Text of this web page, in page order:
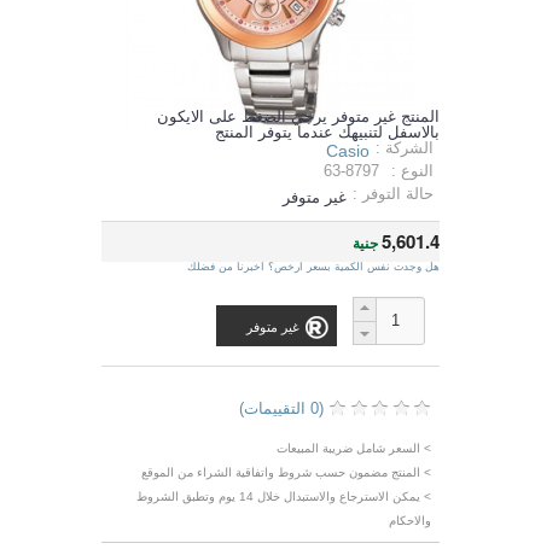
المنتج غير متوفر يرجي الضغط على الايكون
بالاسفل لتنبيهك عندما يتوفر المنتج
الشركة : Casio
النوع :
63-8797
حالة التوفر : غير متوفر
5,601.4جنية
هل وجدت نفس الكمية بسعر ارخص؟ اخبرنا من فضلك
غير متوفر
(0 التقييمات)
> السعر شامل ضريبة المبيعات
> المنتج مضمون حسب شروط واتفاقية الشراء من الموقع
> يمكن الاسترجاع والاستبدال خلال 14 يوم وتطبق الشروط
والاحكام